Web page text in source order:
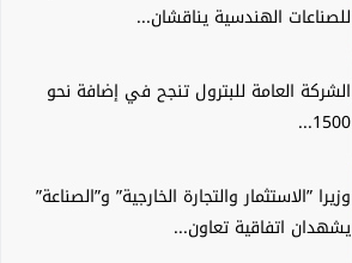
للصناعات الهندسية يناقشان...
الشركة العامة للبترول تنجح في إضافة نحو
1500...
وزيرا ”الاستثمار والتجارة الخارجية” و”الصناعة”
يشهدان اتفاقية تعاون...